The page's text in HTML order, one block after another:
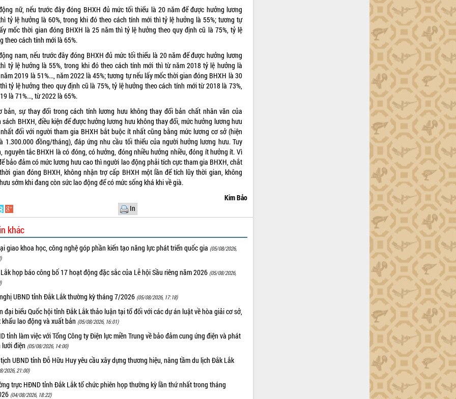
nữ, nếu trước đây đóng BHXH đủ mức tối thiểu là 20 năm để được hưởng lương
tỷ lệ hưởng là 60%, trong khi đó theo cách tính mới thì tỷ lệ hưởng là 55%; tương tự
mốc thời gian đóng BHXH là 25 năm thì tỷ lệ hưởng theo quy định cũ là 75%, tỷ lệ
theo cách tính mới là 65%.
nam, nếu trước đây đóng BHXH đủ mức tối thiểu là 20 năm để được hưởng lương
tỷ lệ hưởng là 55%, trong khi đó theo cách tính mới thì từ năm 2018 tỷ lệ hưởng là
2019 là 51%..., năm 2022 là 45%; tương tự nếu lấy mốc thời gian đóng BHXH là 30
tỷ lệ hưởng theo quy định cũ là 75%, tỷ lệ hưởng theo cách tính mới từ 2018 là 73%,
là 71%..., từ 2022 là 65%.
bản, sự thay đổi trong cách tính lương hưu không thay đổi bản chất nhân văn của
sách BHXH, điều kiện để được hưởng lương hưu không thay đổi, mức hưởng lương hưu
đối với người tham gia BHXH bắt buộc ít nhất cũng bằng mức lương cơ sở (hiện
1.300.000 đồng/tháng), đáp ứng nhu cầu tối thiểu của người hưởng lương hưu. Tuy
nguyên tắc BHXH là có đóng, có hưởng, đóng nhiều hưởng nhiều, đóng ít hưởng ít. Vì
bảo đảm có mức lương hưu cao thì người lao động phải tích cực tham gia BHXH, chắt
gian đóng BHXH, không nhận trợ cấp BHXH một lần để tích lũy thời gian, không
sớm khi đang còn sức lao động để có mức sống khá khi về già.
Kim Bảo
In
khác
giao khoa học, công nghệ góp phần kiến tạo năng lực phát triển quốc gia (05/08/2026,
họp báo công bố 17 hoạt động đặc sắc của Lễ hội Sầu riêng năm 2026 (05/08/2026,
UBND tỉnh Đắk Lắk thường kỳ tháng 7/2026 (05/08/2026, 17:18)
đại biểu Quốc hội tỉnh Đắk Lắk thảo luận tại tổ đối với các dự án luật về hòa giải cơ sở,
khẩu lao động và xuất bản (05/08/2026, 16:01)
tỉnh làm việc với Tổng Công ty Điện lực miền Trung về bảo đảm cung ứng điện và phát
lưới điện (05/08/2026, 14:00)
UBND tỉnh Đỗ Hữu Huy yêu cầu xây dựng thương hiệu, nâng tầm du lịch Đắk Lắk
2026, 21:00)
trực HĐND tỉnh Đắk Lắk tổ chức phiên họp thường kỳ lần thứ nhất trong tháng
(04/08/2026, 18:22)